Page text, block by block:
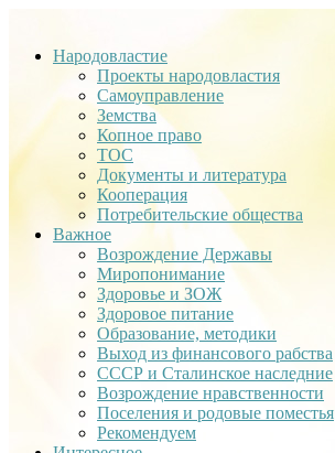
Народовластие
Проекты народовластия
Самоуправление
Земства
Копное право
ТОС
Документы и литература
Кооперация
Потребительские общества
Важное
Возрождение Державы
Миропонимание
Здоровье и ЗОЖ
Здоровое питание
Образование, методики
Выход из финансового рабства
СССР и Сталинское наследние
Возрождение нравственности
Поселения и родовые поместья
Рекомендуем